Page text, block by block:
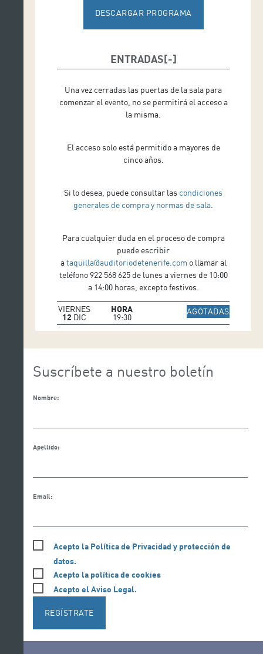
DESCARGAR PROGRAMA
ENTRADAS
Una vez cerradas las puertas de la sala para
comenzar el evento, no se permitirá el acceso a
la misma.
El acceso solo está permitido a mayores de
cinco años.
Si lo desea, puede consultar las condiciones
generales de compra y normas de sala
Para cualquier duda en el proceso de compra
puede escribir
ataquilla@auditoriodetenerife.com o llamar al
teléfono 922 568 625 de lunes a viernes de 10:00
a 14:00 horas, excepto festivos.
VIERNES
12 DIC
HORA
19:30
AGOTADASIR A
Suscríbete a nuestro boletín
Nombre:
Apellido:
Email:
Acepto la Política de Privacidad y protección de
datos.
Acepto la política de cookies
Acepto el Aviso Legal.
REGÍSTRATE